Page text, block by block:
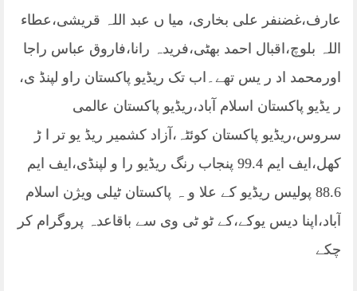
عارف،غضنفر علی بخاری، میا ں عبد اللہ قریشی،عطاء
اللہ بلوچ،اقبال احمد بھٹی،فریدہ رانا،فاروق عباس راجا
اورمحمد اد ر یس تھے۔اب تک ریڈیو پاکستان راو لپنڈ ی،
ر یڈیو پاکستان اسلام آباد،ریڈیو پاکستان عالمی
سروس،ریڈیو پاکستان کوئٹہ،آزاد کشمیر ریڈ یو تر ا ڑ
کھل،ایف ایم 99.4 پنجاب رنگ ریڈیو را و لپنڈی،ایف ایم
88.6 پولیس ریڈیو کے علا و ہ پاکستان ٹیلی ویژن اسلام
آباد،اپنا دیس یوکے،کے ٹو ٹی وی سے باقاعدہ پروگرام کر
چکے